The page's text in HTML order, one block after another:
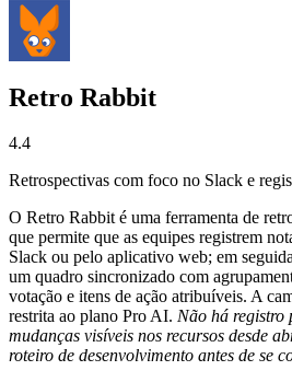
Retro Rabbit
4.4
Retrospectivas com foco no Slack e
O Retro Rabbit é uma ferramenta de
que permite que as equipes registrem
Slack ou pelo aplicativo web; em
um quadro sincronizado com
votação e itens de ação atribuíveis. A
restrita ao plano Pro AI. Não há registro
mudanças visíveis nos recursos desde
roteiro de desenvolvimento antes de se